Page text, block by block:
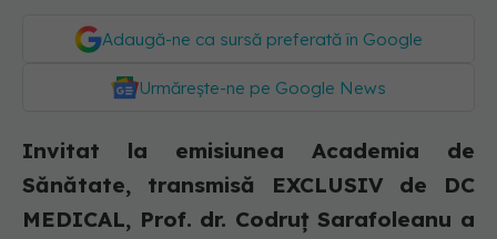
Adaugă-ne ca sursă preferată în Google
Urmărește-ne pe Google News
Invitat la emisiunea Academia de
Sănătate, transmisă EXCLUSIV de DC
MEDICAL, Prof. dr. Codruț Sarafoleanu a